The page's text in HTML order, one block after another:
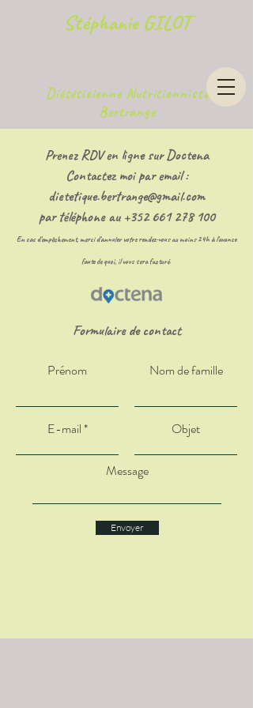
Stéphanie GILOT
Diététicienne Nutritionniste
Bertrange
Prenez RDV en ligne sur Doctena
Contactez moi par email :
dietetique.bertrange@gmail.com
par téléphone au +352 661 278 100
En cas d'empêchement, merci d'annuler votre rendez-vous au moins 24h à l'avance
faute de quoi, il vous sera facturé.
Formulaire de contact
Prénom Nom de famille
E-mail Objet
Message
Envoyer